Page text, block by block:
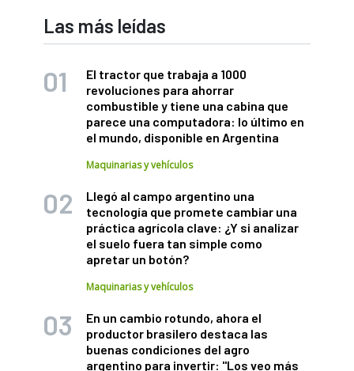
Las más leídas
El tractor que trabaja a 1000
revoluciones para ahorrar
combustible y tiene una cabina que
parece una computadora: lo último en
el mundo, disponible en Argentina
Maquinarias y vehículos
Llegó al campo argentino una
tecnología que promete cambiar una
práctica agrícola clave: ¿Y si analizar
el suelo fuera tan simple como
apretar un botón?
Maquinarias y vehículos
En un cambio rotundo, ahora el
productor brasilero destaca las
buenas condiciones del agro
argentino para invertir: "Los veo más